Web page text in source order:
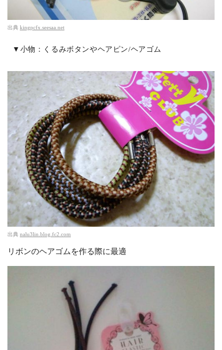
出典 kingpcfx.seesaa.net
▼小物：くるみボタンやヘアピン/ヘアゴム
出典 nalu3lin.blog.fc2.com
リボンのヘアゴムを作る際に最適